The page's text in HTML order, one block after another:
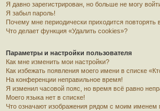
Я давно зарегистрирован, но больше не могу
Я забыл пароль!
Почему мне периодически приходится повторять
Что делает функция «Удалить cookies»?
Параметры и настройки пользователя
Как мне изменить мои настройки?
Как избежать появления моего имени в списке
На конференции неправильное время!
Я изменил часовой пояс, но время всё равно
Моего языка нет в списке!
Что означают изображения рядом с моим именем